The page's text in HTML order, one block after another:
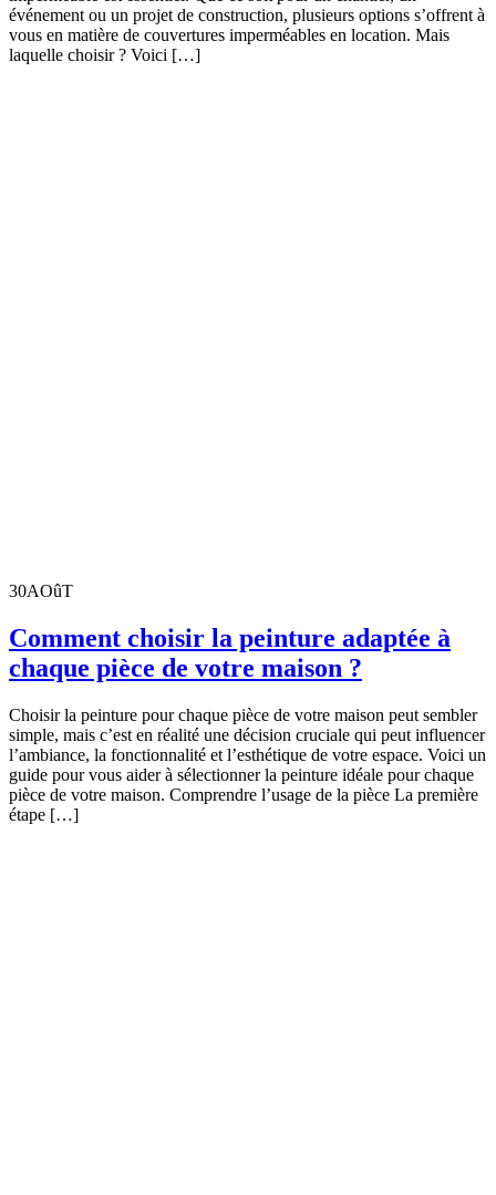
événement ou un projet de construction, plusieurs options s’offrent à
vous en matière de couvertures imperméables en location. Mais
laquelle choisir ? Voici […]
30AOûT
Comment choisir la peinture adaptée à
chaque pièce de votre maison ?
Choisir la peinture pour chaque pièce de votre maison peut sembler
simple, mais c’est en réalité une décision cruciale qui peut influencer
l’ambiance, la fonctionnalité et l’esthétique de votre espace. Voici un
guide pour vous aider à sélectionner la peinture idéale pour chaque
pièce de votre maison. Comprendre l’usage de la pièce La première
étape […]